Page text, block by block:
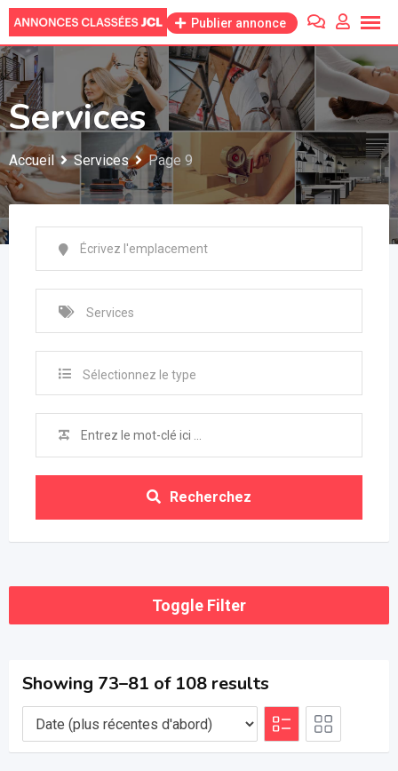
Skip
to
content
Publier annonce
Services
Accueil Services Page 9
Sélectionnez le type
Recherchez
Toggle Filter
Showing 73–81 of 108 results